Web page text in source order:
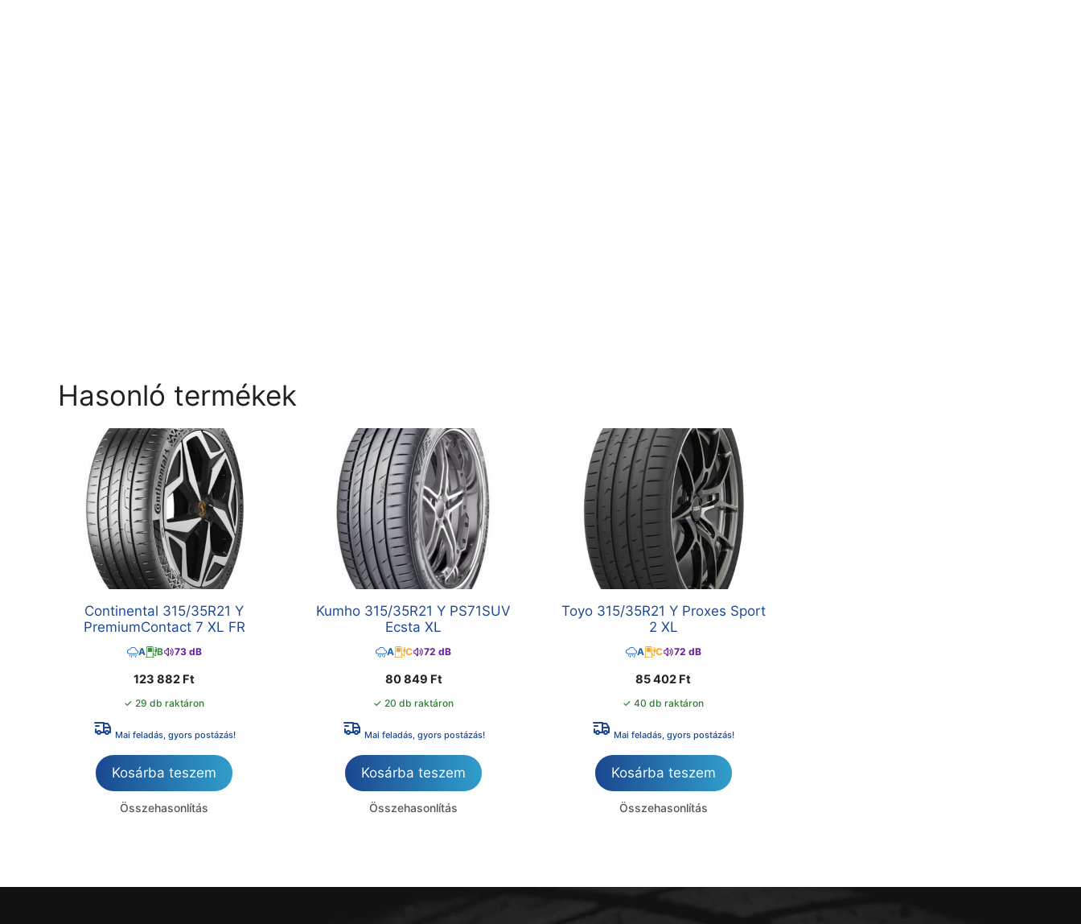
Hasonló termékek
Continental 315/35R21 Y
PremiumContact 7 XL FR
A B 73 dB
123 882 Ft
✓ 29 db raktáron
Mai feladás, gyors postázás!
Kosárba teszem
Összehasonlítás
Kumho 315/35R21 Y PS71SUV
Ecsta XL
A C 72 dB
80 849 Ft
✓ 20 db raktáron
Mai feladás, gyors postázás!
Kosárba teszem
Összehasonlítás
Toyo 315/35R21 Y Proxes Sport
2 XL
A C 72 dB
85 402 Ft
✓ 40 db raktáron
Mai feladás, gyors postázás!
Kosárba teszem
Összehasonlítás